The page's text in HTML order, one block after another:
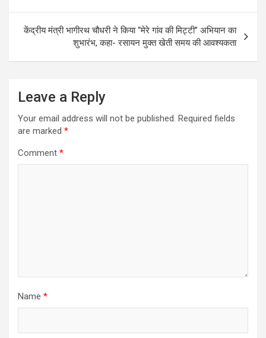
केंद्रीय मंत्री भागीरथ चौधरी ने किया “मेरे गांव की मिट्टी” अभियान का
शुभारंभ, कहा- रसायन मुक्त खेती समय की आवश्यकता
Leave a Reply
Your email address will not be published. Required fields
are marked *
Comment *
Name *